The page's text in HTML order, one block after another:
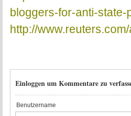
bloggers-for-anti-
http://
Einloggen um Kommentare zu
Benutzername